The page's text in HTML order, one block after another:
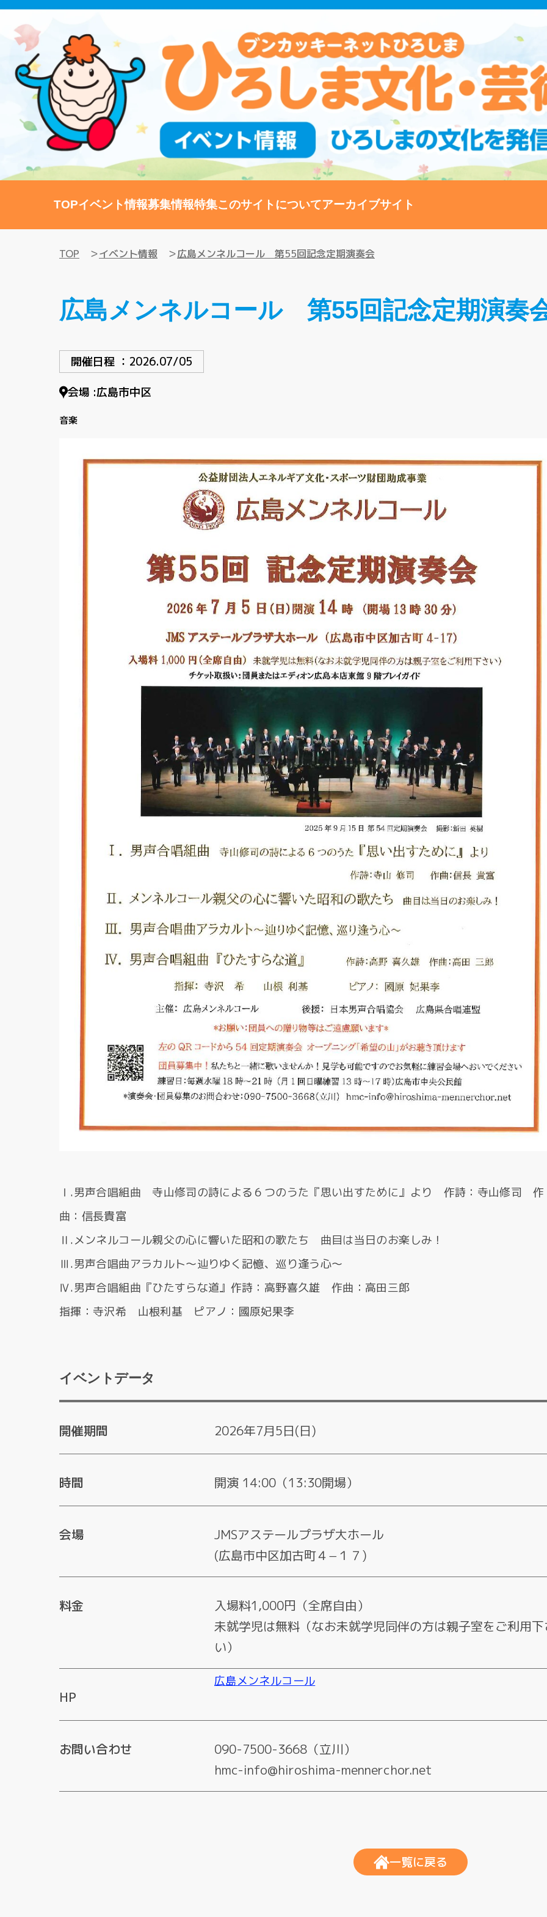
TOPイベント情報募集情報特集このサイトについてアーカイブサイト
TOP イベント情報 広島メンネルコール 第55回記念定期演奏会
広島メンネルコール 第55回記念定期演奏
開催日程 ： 2026.07/05
会場 :広島市中区
音楽
Ⅰ.男声合唱組曲 寺山修司の詩による６つのうた『思い出すために』より 作詩：寺山修司 作
曲：信長貴富
Ⅱ.メンネルコール親父の心に響いた昭和の歌たち 曲目は当日のお楽しみ！
Ⅲ.男声合唱曲アラカルト～辿りゆく記憶、巡り逢う心～
Ⅳ.男声合唱組曲『ひたすらな道』作詩：高野喜久雄 作曲：高田三郎
指揮：寺沢希 山根利基 ピアノ：國原妃果李
イベントデータ
開催期間 2026年7月5日(日)
時間 開演 14:00（13:30開場）
会場
JMSアステールプラザ大ホール
(広島市中区加古町４−１７)
料金
入場料1,000円（全席自由）
未就学児は無料（なお未就学児同伴の方は親子室をご利用
い）
HP
広島メンネルコール
お問い合わせ
090-7500-3668（立川）
hmc-info@hiroshima-mennerchor.net
一覧に戻る